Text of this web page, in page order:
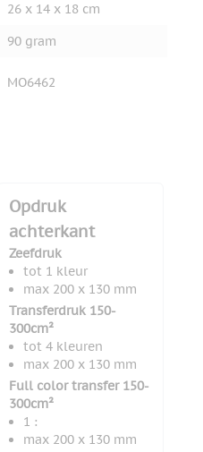
26 x 14 x 18 cm
90 gram
MO6462
Opdruk
achterkant
Zeefdruk
tot 1 kleur
max 200 x 130 mm
Transferdruk 150-
300cm²
tot 4 kleuren
max 200 x 130 mm
Full color transfer 150-
300cm²
1 :
max 200 x 130 mm